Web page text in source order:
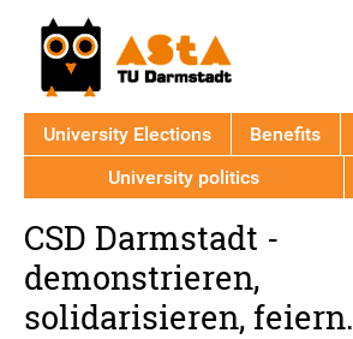
to
top
CSD Darmstadt -
demonstrieren,
solidarisieren, feiern.
University Elections Benefits
University politics